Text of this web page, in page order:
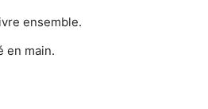
ensemble.
en main.